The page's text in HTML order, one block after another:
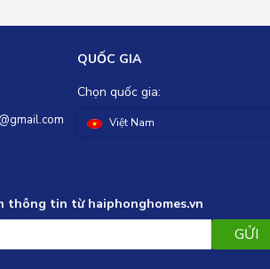
QUỐC GIA
Chọn quốc gia:
Việt Nam
thông tin từ haiphonghomes.vn
GỬI